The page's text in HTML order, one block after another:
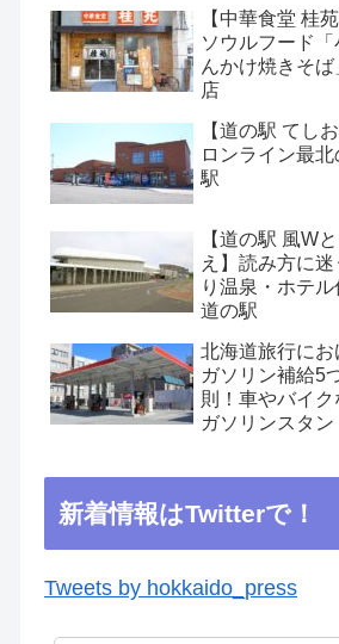
【中華食堂 桂
ソウルフード「
んかけ焼きそば
店
【道の駅 てし
ロンライン最
駅
【道の駅 風W
え】読み方に迷
り温泉・ホテ
道の駅
北海道旅行にお
ガソリン補給5
則！車やバイク
ガソリンスタン
新着情報はTwitterで！
Tweets by hokkaido_press